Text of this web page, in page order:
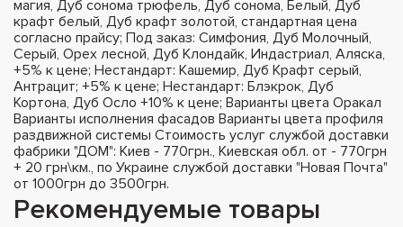
магия, Дуб сонома трюфель, Дуб сонома, Белый, Дуб
крафт белый, Дуб крафт золотой, стандартная цена
согласно прайсу; Под заказ: Симфония, Дуб Молочный,
Серый, Орех лесной, Дуб Клондайк, Индастриал, Аляска,
+5% к цене; Нестандарт: Кашемир, Дуб Крафт серый,
Антрацит; +5% к цене; Нестандарт: Блэкрок, Дуб
Кортона, Дуб Осло +10% к цене; Варианты цвета Оракал
Варианты исполнения фасадов Варианты цвета профиля
раздвижной системы Стоимость услуг службой доставки
фабрики "ДОМ": Киев - 770грн., Киевская обл. от - 770грн
+ 20 грн\км., по Украине службой доставки "Новая Почта"
от 1000грн до 3500грн.
Рекомендуемые товары